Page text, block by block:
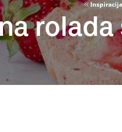
Inspiracija